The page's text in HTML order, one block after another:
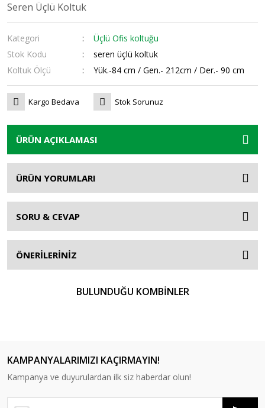
Seren Üçlü Koltuk
Kategori
Üçlü Ofis koltuğu
Stok Kodu
seren üçlü koltuk
Koltuk Ölçü
Yük.-84 cm / Gen.- 212cm / Der.- 90 cm
Kargo Bedava Stok Sorunuz
ÜRÜN AÇIKLAMASI
ÜRÜN YORUMLARI
SORU & CEVAP
ÖNERİLERİNİZ
BULUNDUĞU KOMBİNLER
Seren Ofis Takımı Seren Tekli Koltuk
KAMPANYALARIMIZI KAÇIRMAYIN!
Kampanya ve duyurulardan ilk siz haberdar olun!